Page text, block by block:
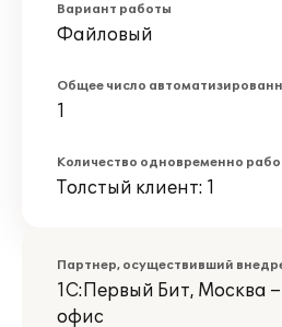
Вариант работы
Файловый
Общее число
1
Количество одновременно
Толстый клиент: 1
Партнер, осуществивший
1С:Первый Бит, Москва
офис